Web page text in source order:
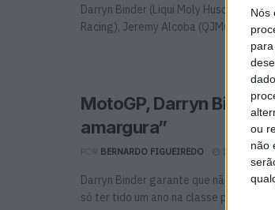
Nós
ou
não
Darryn Binder (Liqui Moly Husqvarna
Racing), Jeremy Alcoba (QJMOTOR
MotoGP, Darryn
amargura”
BERNARDO FIGUEIREDO 15
Darryn Binder garante que não sai do
só ter tido um ano na classe principal. ...